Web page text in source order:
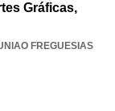
Gráficas,
FREGUESIAS